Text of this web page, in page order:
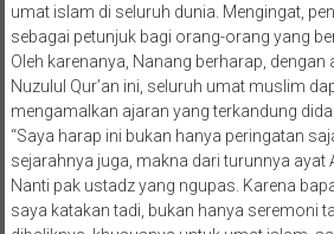
umat islam di seluruh dunia. Mengingat,
sebagai petunjuk bagi orang-orang yang
Oleh karenanya, Nanang berharap, dengan
Nuzulul Qur’an ini, seluruh umat muslim
mengamalkan ajaran yang terkandung
“Saya harap ini bukan hanya peringatan
sejarahnya juga, makna dari turunnya ayat
Nanti pak ustadz yang ngupas. Karena
saya katakan tadi, bukan hanya seremoni